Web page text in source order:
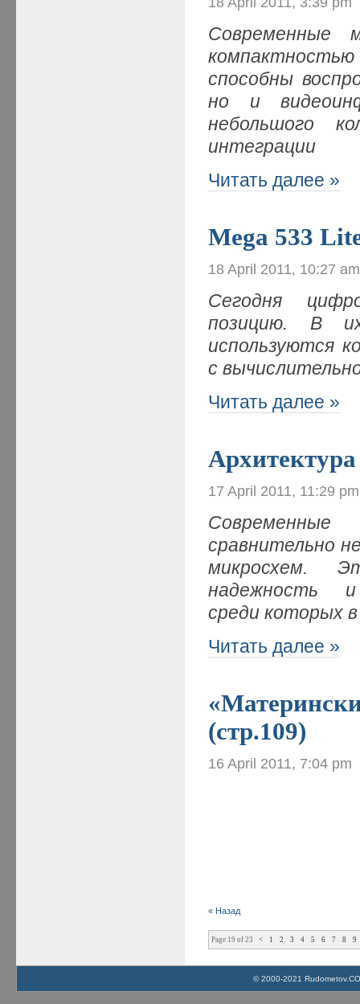
Современные
способны
но и
небольшого
интеграции
Читать далее »
Mega 533
18 April 2011, 10:27 am
Сегодня
позицию. В
используются
с
Читать далее »
17 April 2011, 11:29 pm
сравнительно
микросхем.
надежность и
среди которых
Читать далее »
(стр.109)
16 April 2011, 7:04 pm
« Назад
Page 19 of 23 < 1 2 3 4 5 6 7 8 9
© 2000-2021